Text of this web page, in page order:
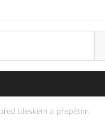
bleskem a přepětím